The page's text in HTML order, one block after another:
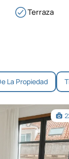
Terraza
La Propiedad